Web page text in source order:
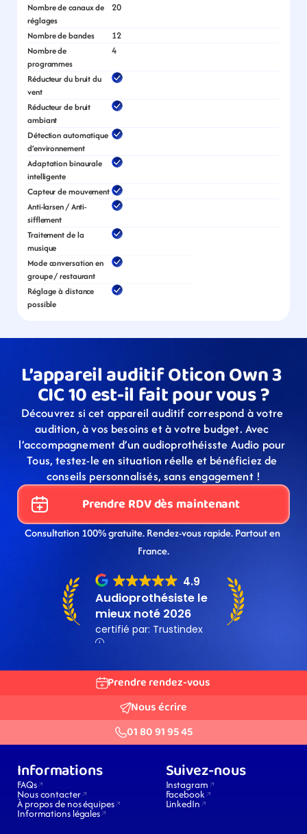
Nombre de canaux de
réglages
20
Nombre de bandes 12
Nombre de
programmes
4
Réducteur du bruit du
vent
Réducteur de bruit
ambiant
Détection automatique
d’environnement
Adaptation binaurale
intelligente
Capteur de mouvement
Anti-larsen / Anti-
sifflement
Traitement de la
musique
Mode conversation en
groupe / restaurant
Réglage à distance
possible
L’appareil auditif Oticon Own 3
CIC 10 est-il fait pour vous ?
Découvrez si cet appareil auditif correspond à votre
audition, à vos besoins et à votre budget. Avec
l’accompagnement d’un audioprothéisste Audio pour
Tous, testez-le en situation réelle et bénéficiez de
conseils personnalisés, sans engagement !
Prendre RDV dès maintenant
Consultation 100% gratuite. Rendez-vous rapide. Partout en
France.
Prendre rendez-vous
Nous écrire
01 80 91 95 45
Informations
FAQs
Nous contacter
À propos de nos équipes
Informations légales
Suivez-nous
Instagram
Facebook
LinkedIn